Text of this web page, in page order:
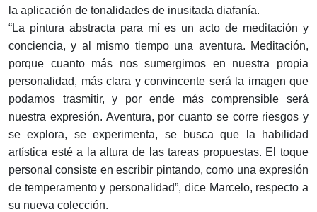
la aplicación de tonalidades de inusitada diafanía.
“La pintura abstracta para mí es un acto de meditación y
conciencia, y al mismo tiempo una aventura. Meditación,
porque cuanto más nos sumergimos en nuestra propia
personalidad, más clara y convincente será la imagen que
podamos trasmitir, y por ende más comprensible será
nuestra expresión. Aventura, por cuanto se corre riesgos y
se explora, se experimenta, se busca que la habilidad
artística esté a la altura de las tareas propuestas. El toque
personal consiste en escribir pintando, como una expresión
de temperamento y personalidad”, dice Marcelo, respecto a
su nueva colección.